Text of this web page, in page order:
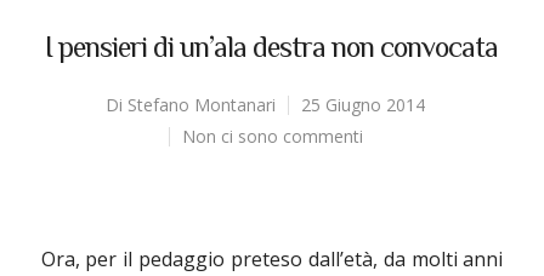
I pensieri di un’ala destra non convocata
Di Stefano Montanari
25 Giugno 2014
Non ci sono commenti
Ora, per il pedaggio preteso dall’età, da molti anni